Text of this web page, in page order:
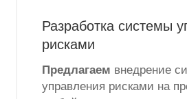
Разработка системы
рисками
Предлагаем внедрение
управления рисками на